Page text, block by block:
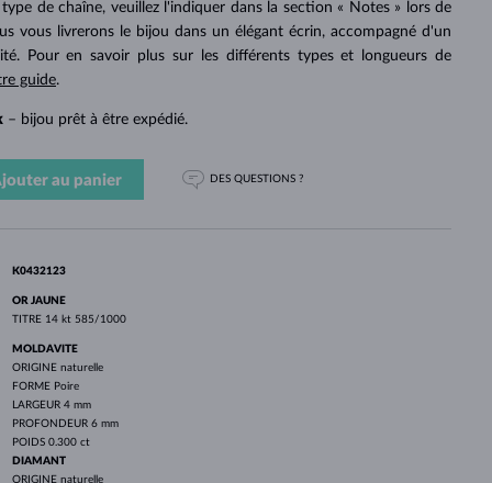
DÉCOUVRIR
DÉCOUVRIR
OR BLANC
DÉCOUVRIR
OR ROSE
OR BLANC
DÉCOUVRIR
de chaîne, veuillez l'indiquer dans la section « Notes » lors de
vous livrerons le bijou dans un élégant écrin, accompagné d'un
Pour en savoir plus sur les différents types et longueurs de
guide.
– bijou prêt à être expédié.
au panier DES QUESTIONS ?
K0432123
OR JAUNE
TITRE 14 kt 585/1000
MOLDAVITE
ORIGINE naturelle
FORME Poire
LARGEUR 4 mm
PROFONDEUR 6 mm
POIDS 0.300 ct
DIAMANT
ORIGINE naturelle